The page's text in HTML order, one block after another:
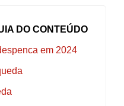
DO CONTEÚDO
em 2024